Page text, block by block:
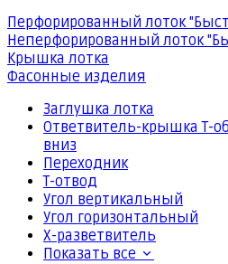
Перфорированный лоток
Неперфорированный лоток
Крышка лотка
Фасонные изделия
Заглушка лотка
Ответвитель-крышка Т-
вниз
Переходник
Т-отвод
Угол вертикальный
Угол горизонтальный
Х-разветвитель
Показать все